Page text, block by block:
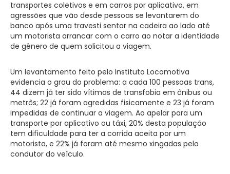
transportes coletivos e em carros por aplicativo, em
agressões que vão desde pessoas se levantarem do
banco após uma travesti sentar na cadeira ao lado até
um motorista arrancar com o carro ao notar a identidade
de gênero de quem solicitou a viagem.
Um levantamento feito pelo Instituto Locomotiva
evidencia o grau do problema: a cada 100 pessoas trans,
44 dizem já ter sido vítimas de transfobia em ônibus ou
metrôs; 22 já foram agredidas fisicamente e 23 já foram
impedidas de continuar a viagem. Ao apelar para um
transporte por aplicativo ou táxi, 20% desta população
tem dificuldade para ter a corrida aceita por um
motorista, e 22% já foram até mesmo xingadas pelo
condutor do veículo.